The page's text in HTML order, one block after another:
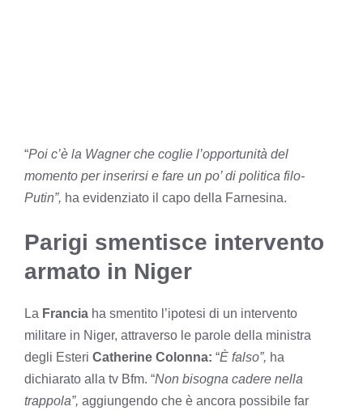
“Poi c’è la Wagner che coglie l’opportunità del
momento per inserirsi e fare un po’ di politica filo-
Putin”, ha evidenziato il capo della Farnesina.
Parigi smentisce intervento
armato in Niger
La Francia ha smentito l’ipotesi di un intervento
militare in Niger, attraverso le parole della ministra
degli Esteri Catherine Colonna: “È falso”, ha
dichiarato alla tv Bfm. “Non bisogna cadere nella
trappola”, aggiungendo che è ancora possibile far